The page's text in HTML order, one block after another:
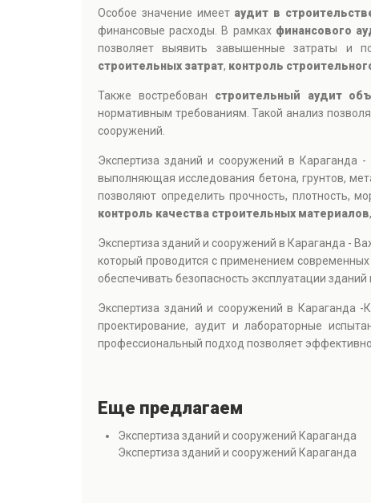
Особое значение имеет аудит в
финансовые расходы. В рамках финансового
позволяет выявить завышенные затраты и
строительных затрат, контроль
Также востребован строительный аудит
нормативным требованиям. Такой анализ
сооружений.
Экспертиза зданий и сооружений в Караганда
выполняющая исследования бетона, грунтов,
позволяют определить прочность, плотность,
контроль качества строительных материалов,
Экспертиза зданий и сооружений в Караганда -
который проводится с применением
обеспечивать безопасность эксплуатации
Экспертиза зданий и сооружений в Караганда
проектирование, аудит и лабораторные
профессиональный подход позволяет
Еще предлагаем
Экспертиза зданий и сооружений Караганда
Экспертиза зданий и сооружений Караганда